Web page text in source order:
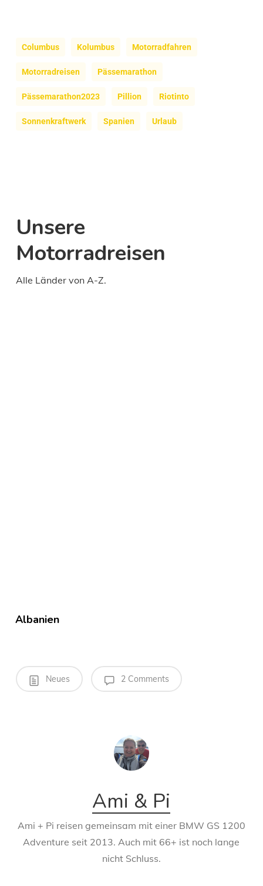
Columbus Kolumbus Motorradfahren
Motorradreisen Pässemarathon
Pässemarathon2023 Pillion Riotinto
Sonnenkraftwerk Spanien Urlaub
Unsere
Motorradreisen
Alle Länder von A-Z.
Albanien
Neues 2 Comments
Ami & Pi
Ami + Pi reisen gemeinsam mit einer BMW GS 1200
Adventure seit 2013. Auch mit 66+ ist noch lange
nicht Schluss.